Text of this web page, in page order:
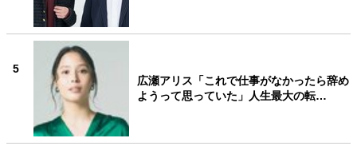
5
広瀬アリス「これで仕事がなかったら辞め
ようって思っていた」人生最大の転…